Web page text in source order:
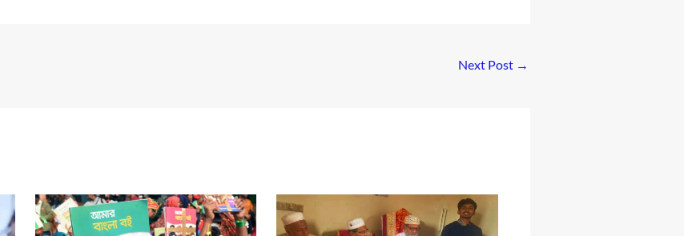
Next Post →